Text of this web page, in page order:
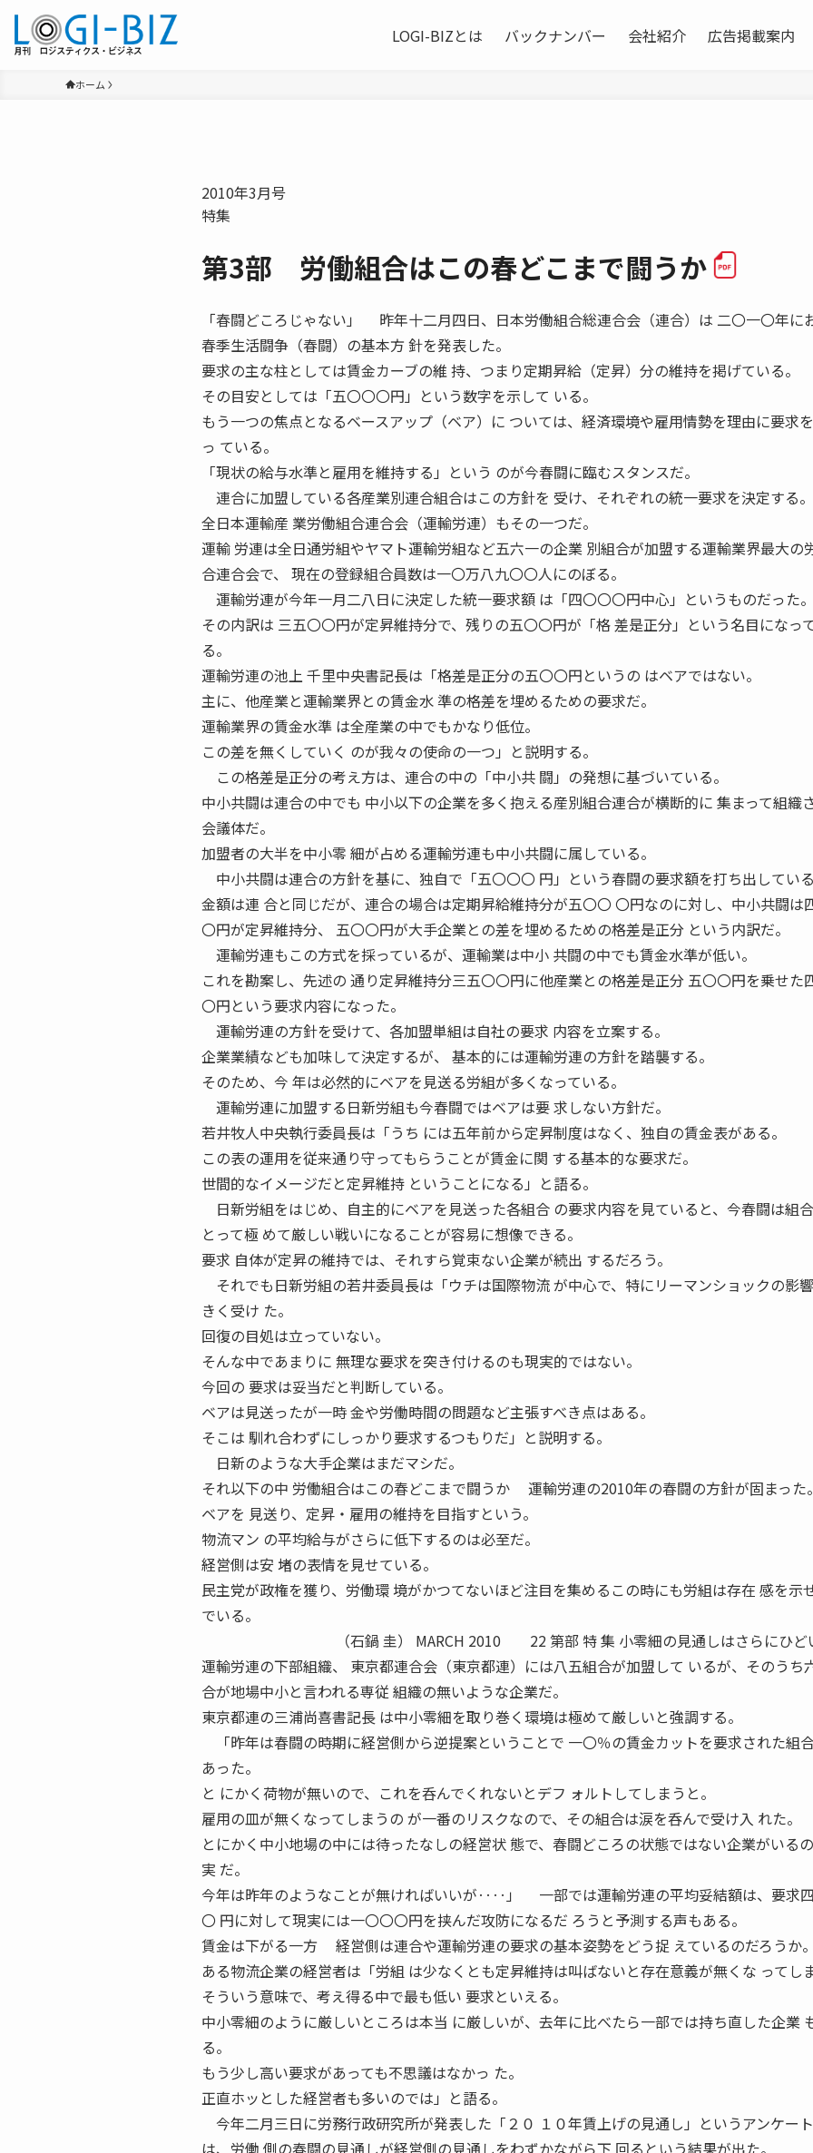
LOGI-BIZとは バックナンバー 会社紹介 広告掲載案内
ホーム
2010年3月号
特集
第3部 労働組合はこの春どこまで闘うか
「春闘どころじゃない」 昨年十二月四日、日本労働組合総連合会（連合）は 二〇一〇年に
春季生活闘争（春闘）の基本方 針を発表した。
要求の主な柱としては賃金カーブの維 持、つまり定期昇給（定昇）分の維持を掲げている。
その目安としては「五〇〇〇円」という数字を示して いる。
もう一つの焦点となるベースアップ（ベア）に ついては、経済環境や雇用情勢を理由に要求
っ ている。
「現状の給与水準と雇用を維持する」という のが今春闘に臨むスタンスだ。
連合に加盟している各産業別連合組合はこの方針を 受け、それぞれの統一要求を決定する。
全日本運輸産 業労働組合連合会（運輸労連）もその一つだ。
運輸 労連は全日通労組やヤマト運輸労組など五六一の企業 別組合が加盟する運輸業界最大の
合連合会で、 現在の登録組合員数は一〇万八九〇〇人にのぼる。
運輸労連が今年一月二八日に決定した統一要求額 は「四〇〇〇円中心」というものだった。
その内訳は 三五〇〇円が定昇維持分で、残りの五〇〇円が「格 差是正分」という名目になっ
る。
運輸労連の池上 千里中央書記長は「格差是正分の五〇〇円というの はベアではない。
主に、他産業と運輸業界との賃金水 準の格差を埋めるための要求だ。
運輸業界の賃金水準 は全産業の中でもかなり低位。
この差を無くしていく のが我々の使命の一つ」と説明する。
この格差是正分の考え方は、連合の中の「中小共 闘」の発想に基づいている。
中小共闘は連合の中でも 中小以下の企業を多く抱える産別組合連合が横断的に 集まって組織
会議体だ。
加盟者の大半を中小零 細が占める運輸労連も中小共闘に属している。
中小共闘は連合の方針を基に、独自で「五〇〇〇 円」という春闘の要求額を打ち出している
金額は連 合と同じだが、連合の場合は定期昇給維持分が五〇〇 〇円なのに対し、中小共闘は
〇円が定昇維持分、 五〇〇円が大手企業との差を埋めるための格差是正分 という内訳だ。
運輸労連もこの方式を採っているが、運輸業は中小 共闘の中でも賃金水準が低い。
これを勘案し、先述の 通り定昇維持分三五〇〇円に他産業との格差是正分 五〇〇円を乗せた
〇円という要求内容になった。
運輸労連の方針を受けて、各加盟単組は自社の要求 内容を立案する。
企業業績なども加味して決定するが、 基本的には運輸労連の方針を踏襲する。
そのため、今 年は必然的にベアを見送る労組が多くなっている。
運輸労連に加盟する日新労組も今春闘ではベアは要 求しない方針だ。
若井牧人中央執行委員長は「うち には五年前から定昇制度はなく、独自の賃金表がある。
この表の運用を従来通り守ってもらうことが賃金に関 する基本的な要求だ。
世間的なイメージだと定昇維持 ということになる」と語る。
日新労組をはじめ、自主的にベアを見送った各組合 の要求内容を見ていると、今春闘は組
とって極 めて厳しい戦いになることが容易に想像できる。
要求 自体が定昇の維持では、それすら覚束ない企業が続出 するだろう。
それでも日新労組の若井委員長は「ウチは国際物流 が中心で、特にリーマンショックの影
きく受け た。
回復の目処は立っていない。
そんな中であまりに 無理な要求を突き付けるのも現実的ではない。
今回の 要求は妥当だと判断している。
ベアは見送ったが一時 金や労働時間の問題など主張すべき点はある。
そこは 馴れ合わずにしっかり要求するつもりだ」と説明する。
日新のような大手企業はまだマシだ。
それ以下の中 労働組合はこの春どこまで闘うか 運輸労連の2010年の春闘の方針が固まった。
ベアを 見送り、定昇・雇用の維持を目指すという。
物流マン の平均給与がさらに低下するのは必至だ。
経営側は安 堵の表情を見せている。
民主党が政権を獲り、労働環 境がかつてないほど注目を集めるこの時にも労組は存在 感を示
でいる。
（石鍋 圭） MARCH 2010 22 第部 特 集 小零細の見通しはさらにひどい
運輸労連の下部組織、 東京都連合会（東京都連）には八五組合が加盟して いるが、そのうち
合が地場中小と言われる専従 組織の無いような企業だ。
東京都連の三浦尚喜書記長 は中小零細を取り巻く環境は極めて厳しいと強調する。
「昨年は春闘の時期に経営側から逆提案ということで 一〇％の賃金カットを要求された組
あった。
と にかく荷物が無いので、これを呑んでくれないとデフ ォルトしてしまうと。
雇用の皿が無くなってしまうの が一番のリスクなので、その組合は涙を呑んで受け入 れた。
とにかく中小地場の中には待ったなしの経営状 態で、春闘どころの状態ではない企業がいる
実 だ。
今年は昨年のようなことが無ければいいが‥‥」 一部では運輸労連の平均妥結額は、要求
〇 円に対して現実には一〇〇〇円を挟んだ攻防になるだ ろうと予測する声もある。
賃金は下がる一方 経営側は連合や運輸労連の要求の基本姿勢をどう捉 えているのだろうか。
ある物流企業の経営者は「労組 は少なくとも定昇維持は叫ばないと存在意義が無くな ってしま
そういう意味で、考え得る中で最も低い 要求といえる。
中小零細のように厳しいところは本当 に厳しいが、去年に比べたら一部では持ち直した企業
る。
もう少し高い要求があっても不思議はなかっ た。
正直ホッとした経営者も多いのでは」と語る。
今年二月三日に労務行政研究所が発表した「２０ １０年賃上げの見通し」というアンケー
は、労働 側の春闘の見通しが経営側の見通しをわずかながら下 回るという結果が出た。